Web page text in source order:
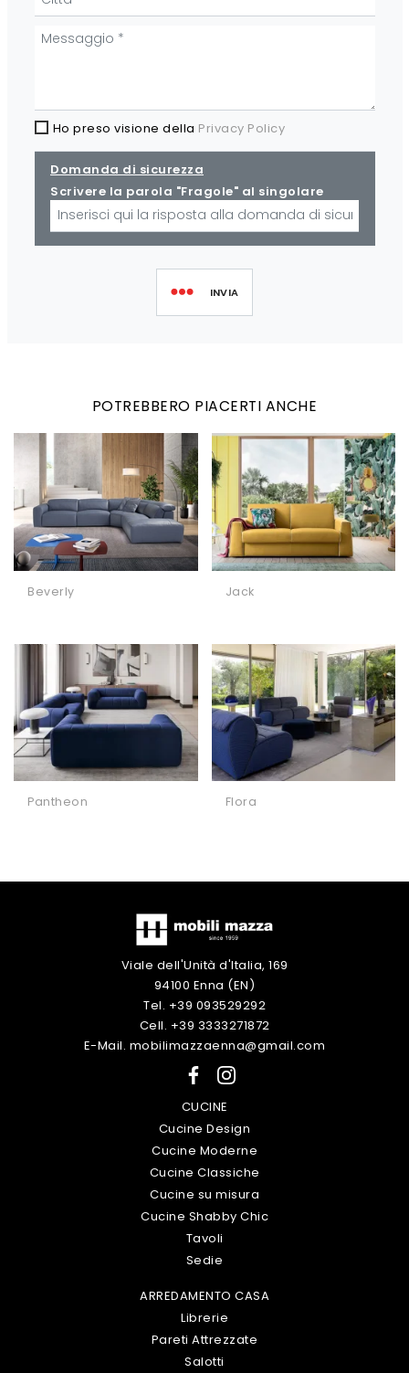
Ho preso visione della Privacy Policy
Domanda di sicurezza
Scrivere la parola "Fragole" al singolare
INVIA
POTREBBERO PIACERTI ANCHE
Beverly Jack
Pantheon Flora
Viale dell'Unità d'Italia, 169
94100 Enna (EN)
Tel. +39 093529292
Cell. +39 3333271872
E-Mail. mobilimazzaenna@gmail.com
CUCINE
Cucine Design
Cucine Moderne
Cucine Classiche
Cucine su misura
Cucine Shabby Chic
Tavoli
Sedie
ARREDAMENTO CASA
Librerie
Pareti Attrezzate
Salotti